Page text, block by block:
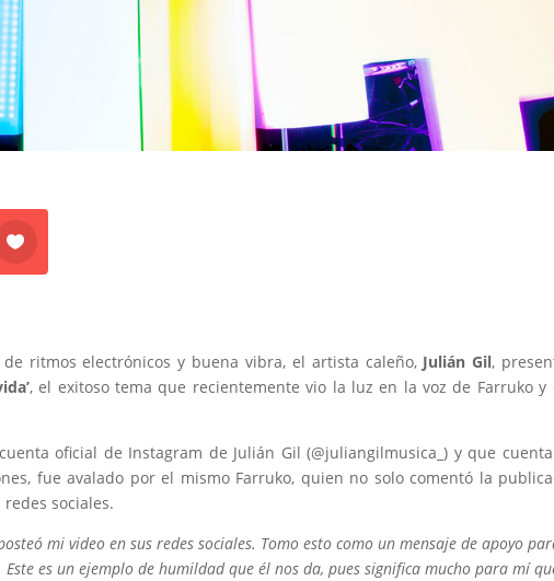
ritmos electrónicos y buena vibra, el artista caleño, Julián Gil,
, el exitoso tema que recientemente vio la luz en la voz de Farruko y
oficial de Instagram de Julián Gil (@juliangilmusica_) y que
fue avalado por el mismo Farruko, quien no solo comentó la
sociales.
mi video en sus redes sociales. Tomo esto como un mensaje de apoyo
es un ejemplo de humildad que él nos da, pues significa mucho para mí